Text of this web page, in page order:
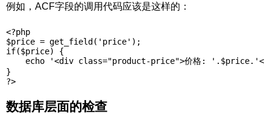
例如，ACF字段的调用代码应该是这样的：
<?php
$price = get_field('price');
if($price) {
echo '<div class="product-price">价格:
}
?>
数据库层面的检查